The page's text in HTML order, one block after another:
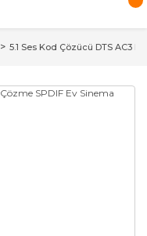
5.1 Ses Kod Çözücü DTS AC3